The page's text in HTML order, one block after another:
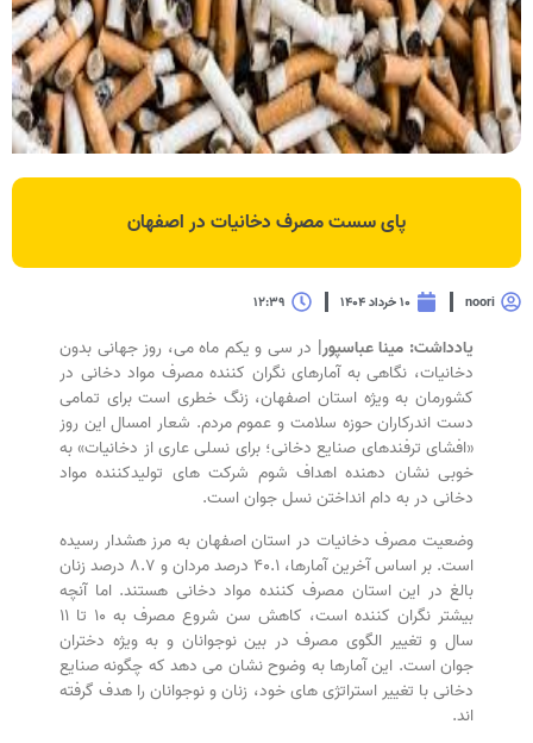
پای سست مصرف دخانیات در اصفهان
noori ۱۰ خرداد ۱۴۰۴ ۱۲:۳۹
یادداشت: مینا عباسپور| در سی و یکم ماه می، روز جهانی بدون
دخانیات، نگاهی به آمارهای نگران کننده مصرف مواد دخانی در
کشورمان به ویژه استان اصفهان، زنگ خطری است برای تمامی
دست اندرکاران حوزه سلامت و عموم مردم. شعار امسال این روز
«افشای ترفندهای صنایع دخانی؛ برای نسلی عاری از دخانیات» به
خوبی نشان دهنده اهداف شوم شرکت های تولیدکننده مواد
دخانی در به دام انداختن نسل جوان است.
وضعیت مصرف دخانیات در استان اصفهان به مرز هشدار رسیده
است. بر اساس آخرین آمارها، ۴۰.۱ درصد مردان و ۸.۷ درصد زنان
بالغ در این استان مصرف کننده مواد دخانی هستند. اما آنچه
بیشتر نگران کننده است، کاهش سن شروع مصرف به ۱۰ تا ۱۱
سال و تغییر الگوی مصرف در بین نوجوانان و به ویژه دختران
جوان است. این آمارها به وضوح نشان می دهد که چگونه صنایع
دخانی با تغییر استراتژی های خود، زنان و نوجوانان را هدف گرفته
اند.